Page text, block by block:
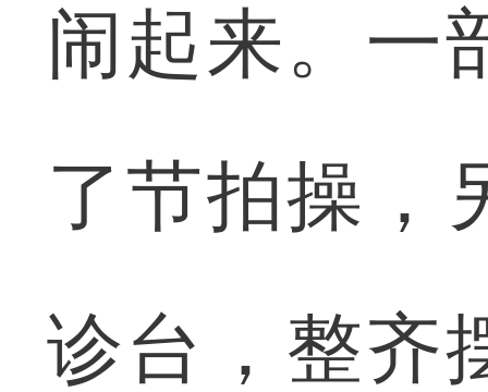
闹起来。一
了节拍操，
诊台，整齐